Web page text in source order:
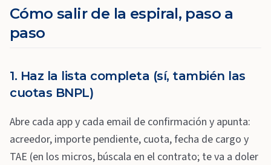
Cómo salir de la espiral, paso a
paso
1. Haz la lista completa (sí, también las
cuotas BNPL)
Abre cada app y cada email de confirmación y apunta:
acreedor, importe pendiente, cuota, fecha de cargo y
TAE (en los micros, búscala en el contrato; te va a doler